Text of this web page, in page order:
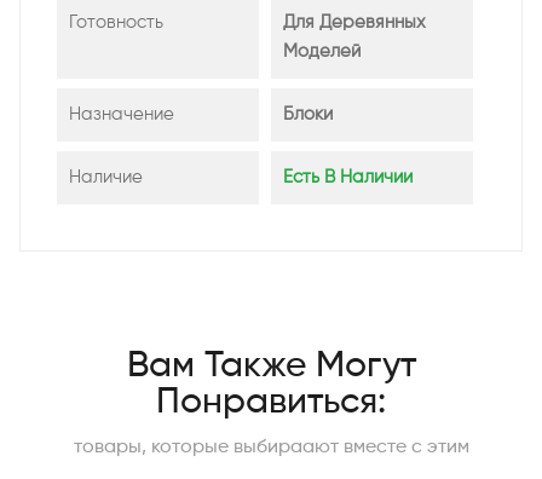
Готовность
Для Деревянных
Моделей
Назначение Блоки
Наличие Есть В Наличии
Вам Также Могут
Понравиться:
товары, которые выбираают вместе с этим